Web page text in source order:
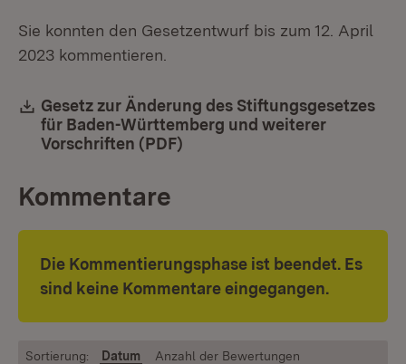
Sie konnten den Gesetzentwurf bis zum 12. April
2023 kommentieren.
Download:
Gesetz zur Änderung des Stiftungsgesetzes
für Baden-Württemberg und weiterer
Vorschriften (PDF)
Kommentare
Die Kommentierungsphase ist beendet. Es
sind keine Kommentare eingegangen.
Sortierung: Datum Anzahl der Bewertungen